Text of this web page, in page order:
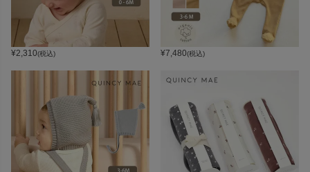
¥2,310(税込) ¥7,480(税込)